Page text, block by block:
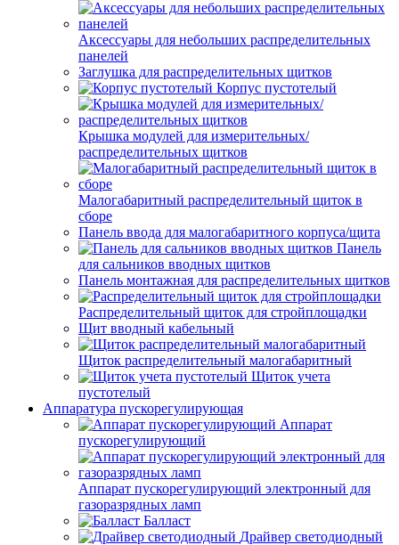
Аксессуары для небольших распределительных
панелей
Заглушка для распределительных щитков
Корпус пустотелый
Крышка модулей для измерительных/
распределительных щитков
Малогабаритный распределительный щиток в
сборе
Панель ввода для малогабаритного корпуса/щита
Панель
для сальников вводных щитков
Панель монтажная для распределительных щитков
Распределительный щиток для стройплощадки
Щит вводный кабельный
Щиток распределительный малогабаритный
Щиток учета
пустотелый
Аппаратура пускорегулирующая
Аппарат
пускорегулирующий
Аппарат пускорегулирующий электронный для
газоразрядных ламп
Балласт
Драйвер светодиодный